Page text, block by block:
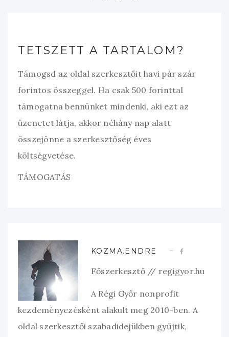
TETSZETT A TARTALOM?
Támogsd az oldal szerkesztőit havi pár szár
forintos összeggel. Ha csak 500 forinttal
támogatna bennünket mindenki, aki ezt az
üzenetet látja, akkor néhány nap alatt
összejönne a szerkesztőség éves
költségvetése.
TÁMOGATÁS
KOZMA.ENDRE
Főszerkesztő // regigyor.hu
A Régi Győr nonprofit
kezdeményezésként alakult meg 2010-ben. A
oldal szerkesztői szabadidejükben gyűjtik,